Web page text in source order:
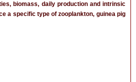
biomass, daily production and intrinsic
a specific type of zooplankton, guinea pig